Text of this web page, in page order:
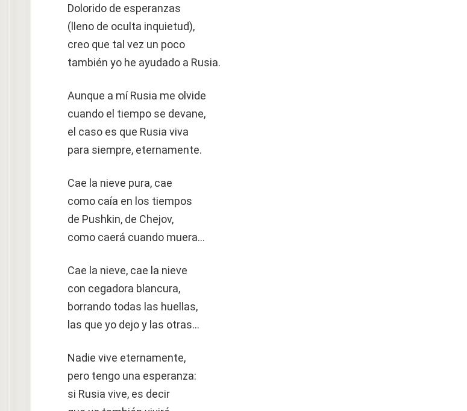
Dolorido de esperanzas
(lleno de oculta inquietud),
creo que tal vez un poco
también yo he ayudado a Rusia.
Aunque a mí Rusia me olvide
cuando el tiempo se devane,
el caso es que Rusia viva
para siempre, eternamente.
Cae la nieve pura, cae
como caía en los tiempos
de Pushkin, de Chejov,
como caerá cuando muera…
Cae la nieve, cae la nieve
con cegadora blancura,
borrando todas las huellas,
las que yo dejo y las otras…
Nadie vive eternamente,
pero tengo una esperanza:
si Rusia vive, es decir